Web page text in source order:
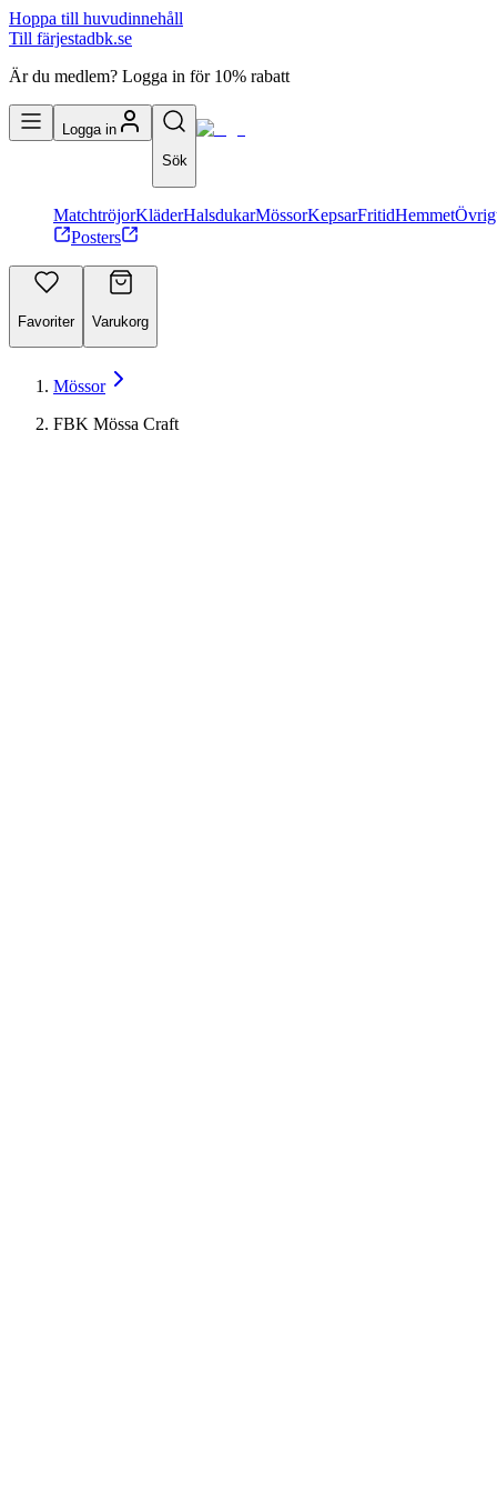
Hoppa till huvudinnehåll
Till färjestadbk.se
Är du medlem? Logga in för 10% rabatt
Logga in
Sök
MatchtröjorKläderHalsdukarMössorKepsarFritidHemmet
Posters
Favoriter Varukorg
Mössor
FBK Mössa Craft